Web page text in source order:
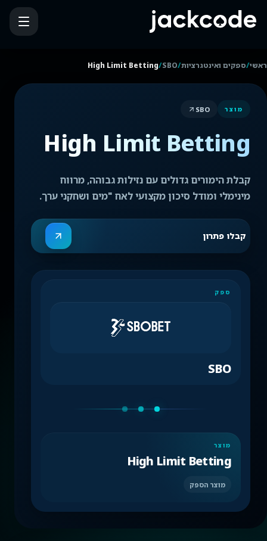
ראשי/ספקים ואינטגרציות/
SBO
/
High Limit Betting
מוצר SBO
High Limit Betting
קבלת הימורים גדולים עם נזילות גבוהה, מרווח
מינימלי ומודל סיכון מקצועי לאח "מים ושחקני ערך.
קבלו פתרון
ספק
SBO
מוצר
High Limit Betting
מוצר הספק